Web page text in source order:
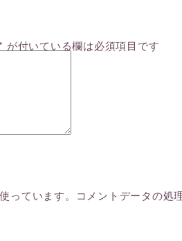
が付いている欄は必須項目です
っています。
コメントデータの処